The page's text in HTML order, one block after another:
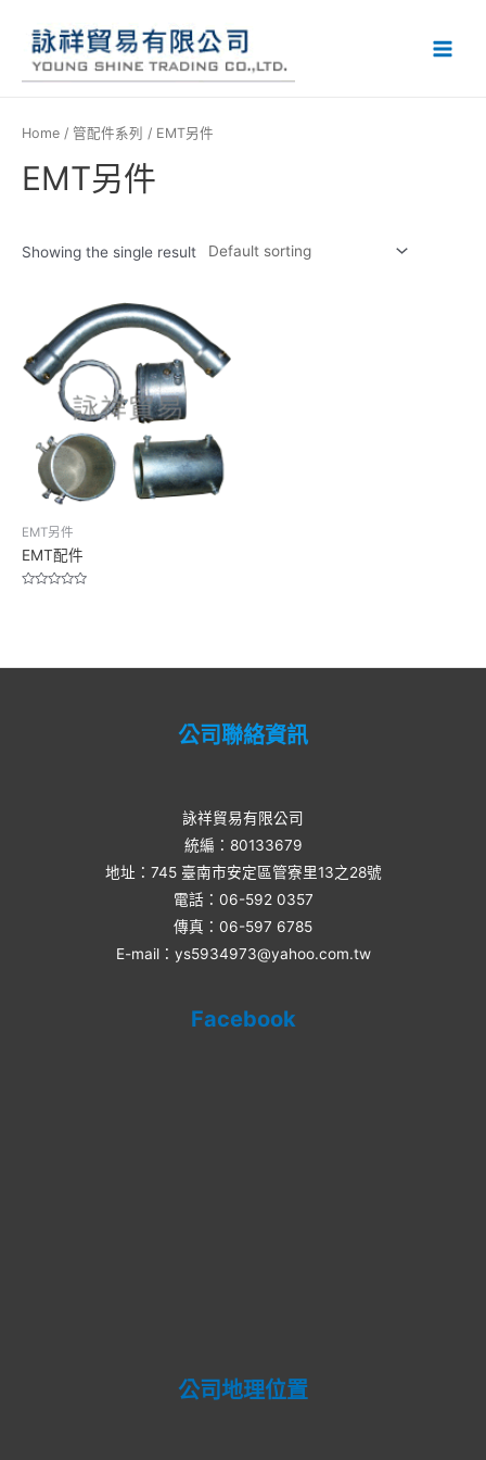
Home / 管配件系列 / EMT另件
EMT另件
Showing the single result
EMT另件
EMT配件
公司聯絡資訊
詠祥貿易有限公司
統編：80133679
地址：745 臺南市安定區管寮里13之28號
電話：06-592 0357​
傳真：06-597 6785
E-mail：ys5934973@yahoo.com.tw
Facebook
公司地理位置